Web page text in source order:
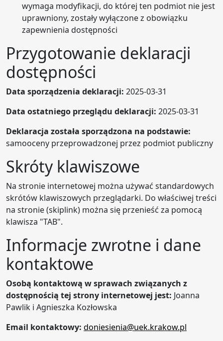
wymaga modyfikacji, do której ten podmiot nie jest
uprawniony, zostały wyłączone z obowiązku
zapewnienia dostępności
Przygotowanie deklaracji
dostępności
Data sporządzenia deklaracji: 2025-03-31
Data ostatniego przeglądu deklaracji: 2025-03-31
Deklaracja została sporządzona na podstawie:
samooceny przeprowadzonej przez podmiot publiczny
Skróty klawiszowe
Na stronie internetowej można używać standardowych
skrótów klawiszowych przeglądarki. Do właściwej treści
na stronie (skiplink) można się przenieść za pomocą
klawisza "TAB".
Informacje zwrotne i dane
kontaktowe
Osobą kontaktową w sprawach związanych z
dostępnością tej strony internetowej jest: Joanna
Pawlik i Agnieszka Kozłowska
Email kontaktowy: doniesienia@uek.krakow.pl